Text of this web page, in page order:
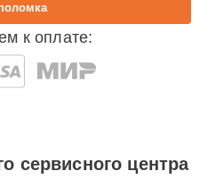
к оплате:
сервисного центра